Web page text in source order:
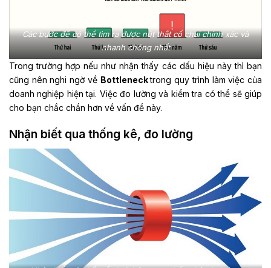
Các bước để có thể tìm ra được nút thắt cổ chai chính xác và
nhanh chóng nhất
Trong trường hợp nếu như nhận thấy các dấu hiệu này thì bạn
cũng nên nghi ngờ về Bottlenecktrong quy trình làm việc của
doanh nghiệp hiện tại. Việc đo lường và kiểm tra có thể sẽ giúp
cho bạn chắc chắn hơn về vấn đề này.
Nhận biết qua thống kê, đo lường